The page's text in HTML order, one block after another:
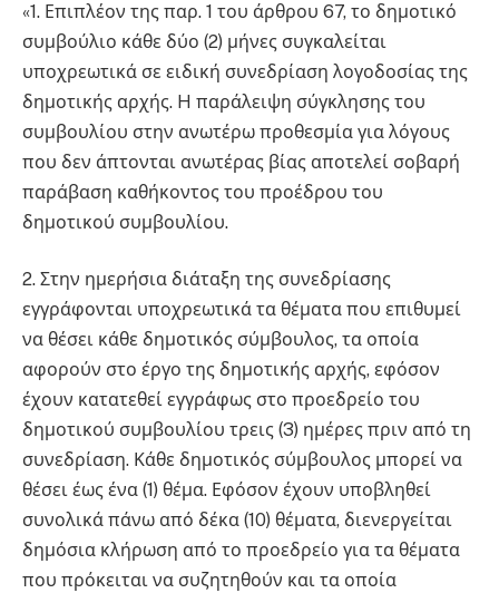
«1. Επιπλέον της παρ. 1 του άρθρου 67, το δημοτικό
συμβούλιο κάθε δύο (2) μήνες συγκαλείται
υποχρεωτικά σε ειδική συνεδρίαση λογοδοσίας της
δημοτικής αρχής. H παράλειψη σύγκλησης του
συμβουλίου στην ανωτέρω προθεσμία για λόγους
που δεν άπτονται ανωτέρας βίας αποτελεί σοβαρή
παράβαση καθήκοντος του προέδρου του
δημοτικού συμβουλίου.
2. Στην ημερήσια διάταξη της συνεδρίασης
εγγράφονται υποχρεωτικά τα θέματα που επιθυμεί
να θέσει κάθε δημοτικός σύμβουλος, τα οποία
αφορούν στο έργο της δημοτικής αρχής, εφόσον
έχουν κατατεθεί εγγράφως στο προεδρείο του
δημοτικού συμβουλίου τρεις (3) ημέρες πριν από τη
συνεδρίαση. Κάθε δημοτικός σύμβουλος μπορεί να
θέσει έως ένα (1) θέμα. Εφόσον έχουν υποβληθεί
συνολικά πάνω από δέκα (10) θέματα, διενεργείται
δημόσια κλήρωση από το προεδρείο για τα θέματα
που πρόκειται να συζητηθούν και τα οποία